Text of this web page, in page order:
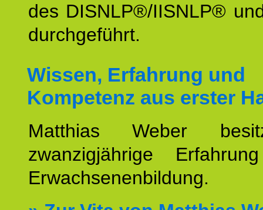
des DISNLP®/IISNLP®
durchgeführt.
Wissen, Erfahrung und
Kompetenz aus erster
Matthias Weber
zwanzigjährige
Erwachsenenbildung.